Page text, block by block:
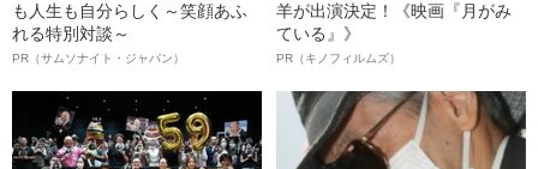
も人生も自分らしく～笑顔あふ
れる特別対談～
PR（サムソナイト・ジャパン）
羊が出演決定！《映画『月がみ
ている』》
PR（キノフィルムズ）